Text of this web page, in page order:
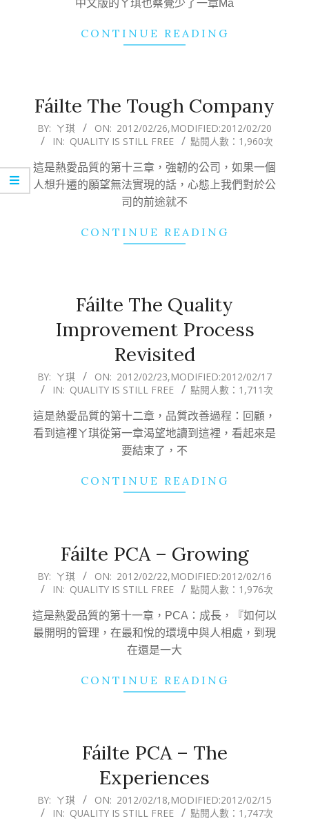
中文版的ㄚ琪也察覺少了一章Ma
CONTINUE READING
Fáilte The Tough Company
2012-
02-
26
BY: ㄚ琪 ON: 2012/02/26,MODIFIED:2012/02/20
IN: QUALITY IS STILL FREE 點閱人數：1,960次
這是熱愛品質的第十三章，強韌的公司，如果一個
人想升遷的願望無法實現的話，心態上我們對於公
司的前途就不
CONTINUE READING
Fáilte The Quality
Improvement Process
Revisited
2012-
02-
23
BY: ㄚ琪 ON: 2012/02/23,MODIFIED:2012/02/17
IN: QUALITY IS STILL FREE 點閱人數：1,711次
這是熱愛品質的第十二章，品質改善過程：回顧，
看到這裡ㄚ琪從第一章渴望地讀到這裡，看起來是
要結束了，不
CONTINUE READING
Fáilte PCA – Growing
2012-
02-
22
BY: ㄚ琪 ON: 2012/02/22,MODIFIED:2012/02/16
IN: QUALITY IS STILL FREE 點閱人數：1,976次
這是熱愛品質的第十一章，PCA：成長，『如何以
最開明的管理，在最和悅的環境中與人相處，到現
在還是一大
CONTINUE READING
Fáilte PCA – The
Experiences
2012-
02-
BY: ㄚ琪 ON: 2012/02/18,MODIFIED:2012/02/15
IN: QUALITY IS STILL FREE 點閱人數：1,747次